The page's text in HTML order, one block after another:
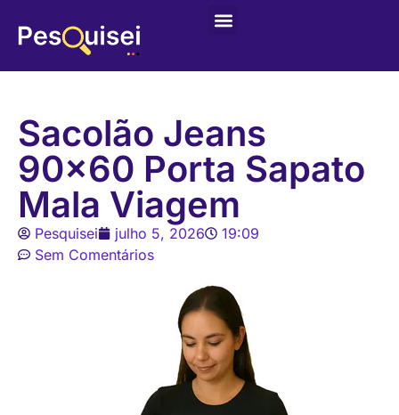
Sacolão Jeans
90×60 Porta Sapato
Mala Viagem
Pesquisei julho 5, 2026
19:09
Sem Comentários